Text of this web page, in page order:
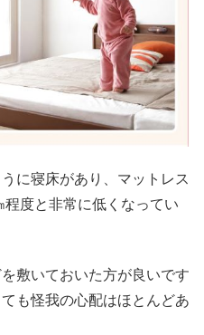
に寝床があり、マットレス
度と非常に低くなってい
敷いておいた方が良いです
も怪我の心配はほとんどあ